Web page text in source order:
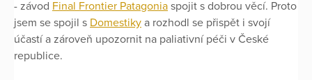
- závod Final Frontier Patagonia spojit s dobrou věcí. Proto
jsem se spojil s Domestiky a rozhodl se přispět i svojí
účastí a zároveň upozornit na paliativní péči v České
republice.